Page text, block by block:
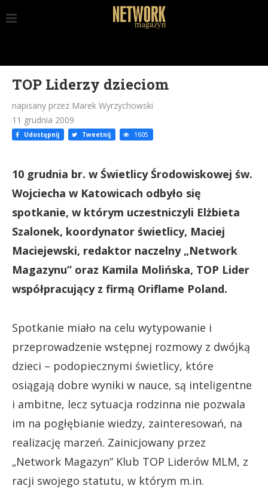
TOP Liderzy dzieciom
napisany przez Marek Wyrzychowski
11 grudnia 2009
Udostępnij Tweetnij 1605
10 grudnia br. w Świetlicy Środowiskowej św.
Wojciecha w Katowicach odbyło się
spotkanie, w którym uczestniczyli Elżbieta
Szalonek, koordynator świetlicy, Maciej
Maciejewski, redaktor naczelny „Network
Magazynu” oraz Kamila Molińska, TOP Lider
współpracujący z firmą Oriflame Poland.
Spotkanie miało na celu wytypowanie i
przeprowadzenie wstępnej rozmowy z dwójką
dzieci – podopiecznymi świetlicy, które
osiągają dobre wyniki w nauce, są inteligentne
i ambitne, lecz sytuacja rodzinna nie pozwala
im na pogłębianie wiedzy, zainteresowań, na
realizację marzeń. Zainicjowany przez
„Network Magazyn” Klub TOP Liderów MLM, z
racji swojego statutu, w którym m.in.